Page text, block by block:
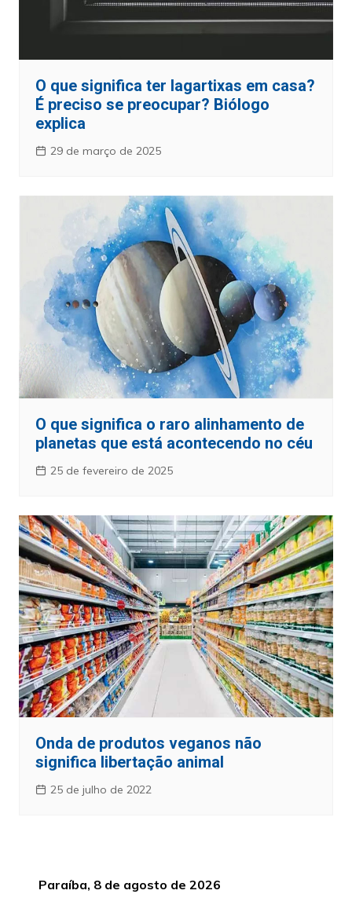
O que significa ter lagartixas em casa?
É preciso se preocupar? Biólogo
explica
29 de março de 2025
O que significa o raro alinhamento de
planetas que está acontecendo no céu
25 de fevereiro de 2025
Onda de produtos veganos não
significa libertação animal
25 de julho de 2022
Paraíba, 8 de agosto de 2026